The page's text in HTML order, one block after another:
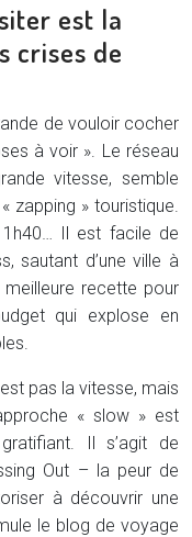
est la
crises de
de vouloir cocher
à voir ». Le réseau
vitesse, semble
zapping » touristique.
1h40… Il est facile de
sautant d’une ville à
meilleure recette pour
qui explose en
pas la vitesse, mais
« slow » est
Il s’agit de
Out – la peur de
à découvrir une
le blog de voyage